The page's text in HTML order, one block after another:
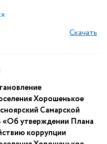
Скачать
Хорошенькое
Самарской
«Об утверждении Плана
коррупции